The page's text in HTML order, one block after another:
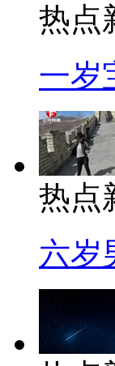
热点
一岁
热点
六岁